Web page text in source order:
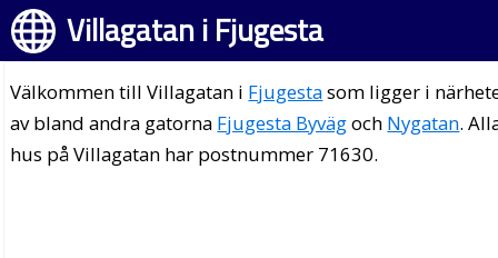
Villagatan i Fjugesta
Välkommen till Villagatan i Fjugestasom ligger i
av bland andra gatorna Fjugesta Byvägoch Nygatan.
hus på Villagatan har postnummer 71630.